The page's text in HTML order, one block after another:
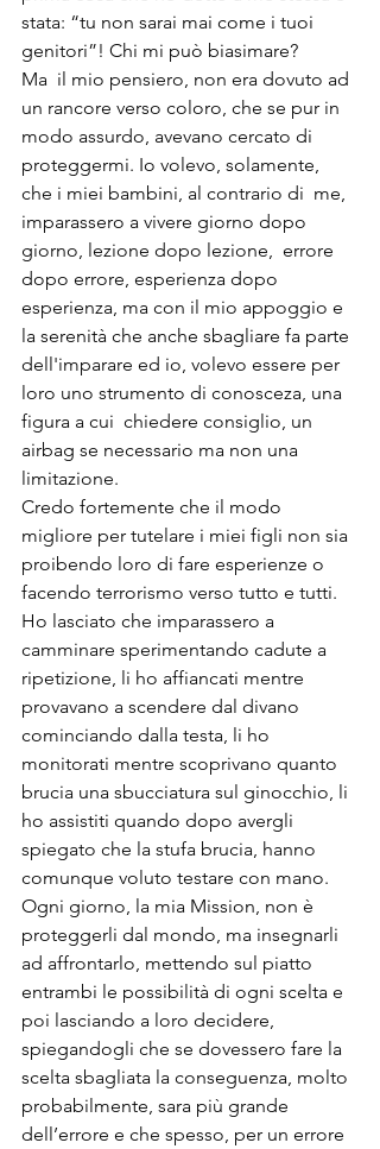
stata: “tu non sarai mai come i tuoi
genitori”! Chi mi può biasimare?
Ma  il mio pensiero, non era dovuto ad
un rancore verso coloro, che se pur in
modo assurdo, avevano cercato di
proteggermi. Io volevo, solamente,
che i miei bambini, al contrario di  me,
imparassero a vivere giorno dopo
giorno, lezione dopo lezione,  errore
dopo errore, esperienza dopo
esperienza, ma con il mio appoggio e
la serenità che anche sbagliare fa parte
dell'imparare ed io, volevo essere per
loro uno strumento di conosceza, una
figura a cui  chiedere consiglio, un
airbag se necessario ma non una
limitazione.
Credo fortemente che il modo
migliore per tutelare i miei figli non sia
proibendo loro di fare esperienze o
facendo terrorismo verso tutto e tutti.
Ho lasciato che imparassero a
camminare sperimentando cadute a
ripetizione, li ho affiancati mentre
provavano a scendere dal divano
cominciando dalla testa, li ho
monitorati mentre scoprivano quanto
brucia una sbucciatura sul ginocchio, li
ho assistiti quando dopo avergli
spiegato che la stufa brucia, hanno
comunque voluto testare con mano.
Ogni giorno, la mia Mission, non è
proteggerli dal mondo, ma insegnarli
ad affrontarlo, mettendo sul piatto
entrambi le possibilità di ogni scelta e
poi lasciando a loro decidere,
spiegandogli che se dovessero fare la
scelta sbagliata la conseguenza, molto
probabilmente, sara più grande
dell’errore e che spesso, per un errore